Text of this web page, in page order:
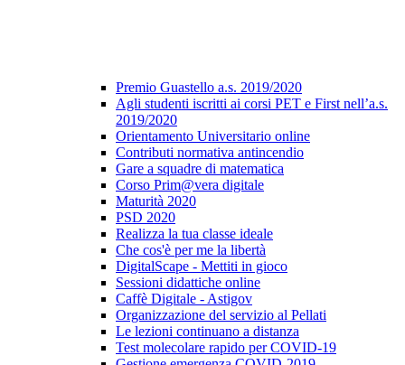
Premio Guastello a.s. 2019/2020
Agli studenti iscritti ai corsi PET e First nell’a.s.
2019/2020
Orientamento Universitario online
Contributi normativa antincendio
Gare a squadre di matematica
Corso Prim@vera digitale
Maturità 2020
PSD 2020
Realizza la tua classe ideale
Che cos'è per me la libertà
DigitalScape - Mettiti in gioco
Sessioni didattiche online
Caffè Digitale - Astigov
Organizzazione del servizio al Pellati
Le lezioni continuano a distanza
Test molecolare rapido per COVID-19